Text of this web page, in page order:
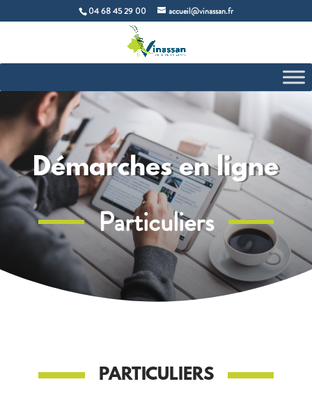
04 68 45 29 00 accueil@vinassan.fr
Démarches en ligne
Particuliers
PARTICULIERS